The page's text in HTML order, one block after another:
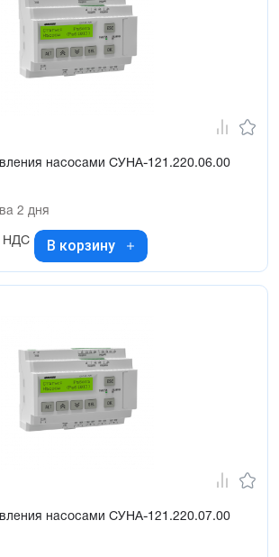
насосами СУНА-121.220.06.00
2 дня
НДС В корзину
насосами СУНА-121.220.07.00